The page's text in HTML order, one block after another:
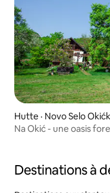
Hutte · Novo Selo
Na Okić - une oasis
Destinations à